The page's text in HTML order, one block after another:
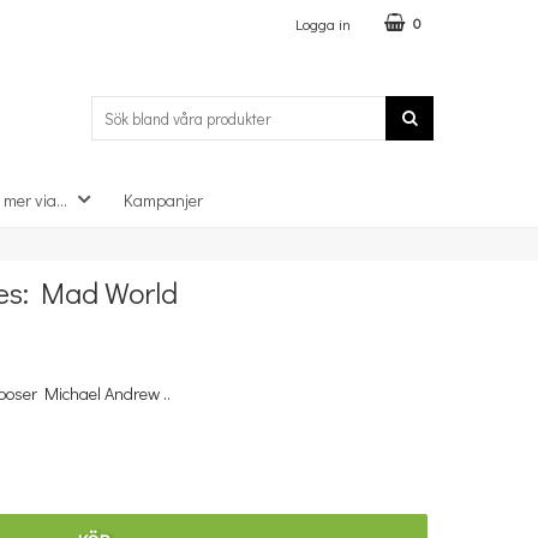
Logga in 0
via... Kampanjer
Mad World
Michael Andrew ..